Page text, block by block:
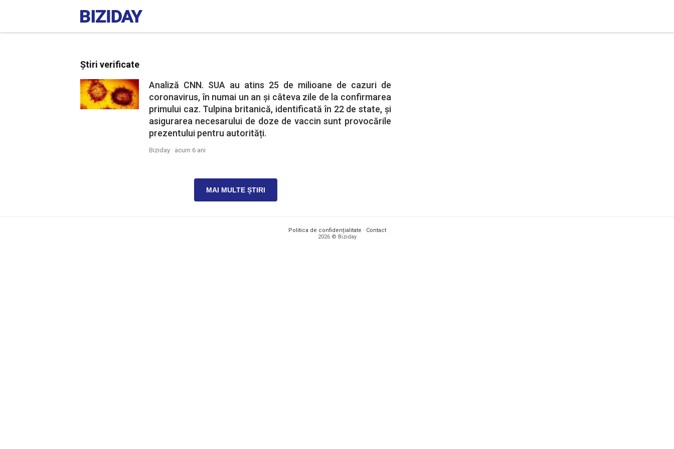
Știri verificate
Analiză CNN. SUA au atins 25 de milioane de cazuri de
coronavirus, în numai un an și câteva zile de la confirmarea
primului caz. Tulpina britanică, identificată în 22 de state, și
asigurarea necesarului de doze de vaccin sunt provocările
prezentului pentru autorități.
Biziday · acum 6 ani
MAI MULTE ȘTIRI
Politica de confidențialitate · Contact
2026 © Biziday